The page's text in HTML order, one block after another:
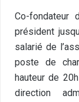
Co-fondateur
président
salarié de
poste de
hauteur de
direction